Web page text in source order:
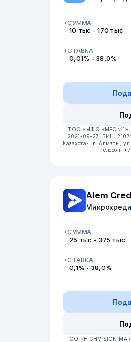
СУММА
10 тыс - 170 тыс
СТАВКА
0,01% - 38,0%
ТОО «МФО «MFO№1».
2021-09-27. БИН:
Казахстан, г. Алматы,
Телефон:
Alem
СУММА
25 тыс - 375 тыс
СТАВКА
0,1% - 38,0%
ТОО «HIGHVISION